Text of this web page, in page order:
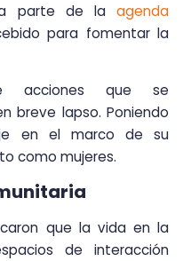
parte de la agenda
para fomentar la
acciones que se
breve lapso. Poniendo
en el marco de su
como mujeres.
que la vida en la
de interacción